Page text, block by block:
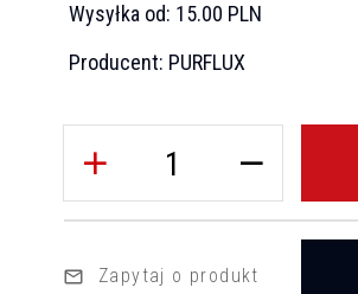
Wysyłka od: 15.00 PLN
Producent: PURFLUX
Zapytaj o produkt